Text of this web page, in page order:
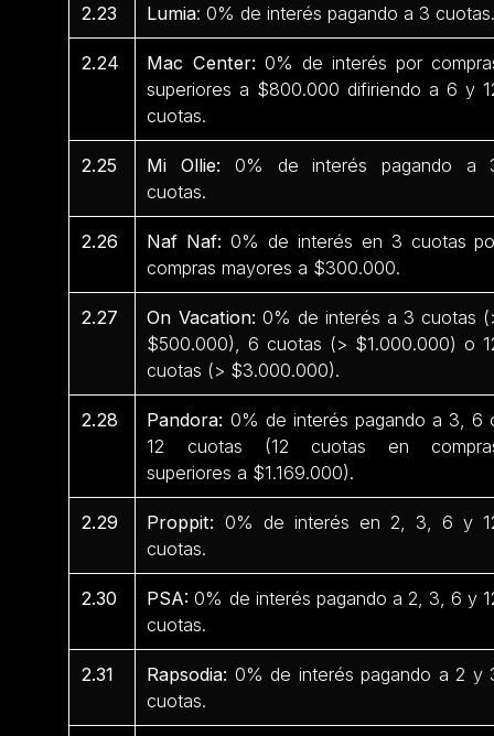
2.23 Lumia: 0% de interés pagando a 3
2.24 Mac Center: 0% de interés por
superiores a $800.000 difiriendo a 6 y
cuotas.
2.25 Mi Ollie: 0% de interés pagando a
cuotas.
2.26 Naf Naf: 0% de interés en 3 cuotas
compras mayores a $300.000.
2.27 On Vacation: 0% de interés a 3 cuotas
$500.000), 6 cuotas (> $1.000.000) o
cuotas (> $3.000.000).
2.28 Pandora: 0% de interés pagando a 3, 6
12 cuotas (12 cuotas en
superiores a $1.169.000).
2.29 Proppit: 0% de interés en 2, 3, 6 y
cuotas.
2.30 PSA: 0% de interés pagando a 2, 3, 6 y
cuotas.
2.31 Rapsodia: 0% de interés pagando a 2 y
cuotas.